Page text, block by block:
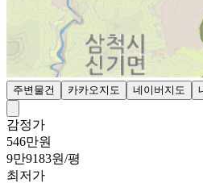
주변물건 카카오지도 네이버지도
감정가
546만원
9만9183원/평
최저가